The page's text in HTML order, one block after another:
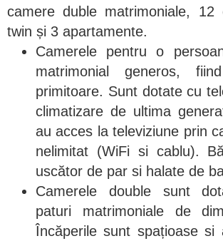
camere duble matrimoniale, 12
twin și 3 apartamente.
Camerele pentru o
matrimonial generos,
primitoare. Sunt dotate cu
climatizare de ultima
au acces la televiziune prin
nelimitat (WiFi si cablu).
uscător de par si halate de
Camerele double sunt
paturi matrimoniale de
Încăperile sunt spațioase si